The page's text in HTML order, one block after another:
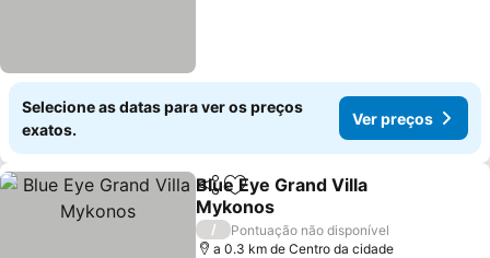
Selecione as datas para ver os preços
exatos.
Ver preços
PartilharAdicionar aos favoritos
Blue Eye Grand Villa
Mykonos
Ver preços
/
Pontuação não disponível
a 0.3 km de Centro da cidade